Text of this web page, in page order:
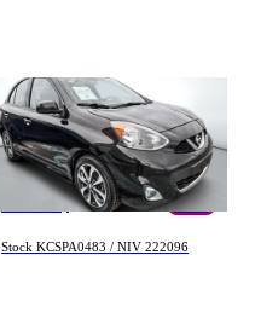
Nissan Micra
SV 2019
80 964 km
13 995 $
13 295 $ - 700 $
Stock KCSPA0483 / NIV 222096